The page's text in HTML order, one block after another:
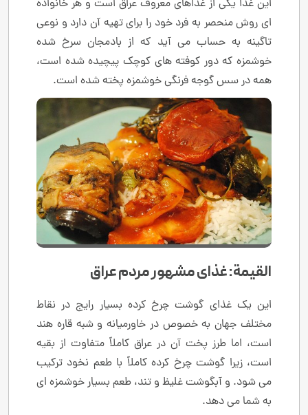
این غذا یکی از غذاهای معروف عراق است و هر خانواده
ای روش منحصر به فرد خود را برای تهیه آن دارد و نوعی
تاگینه به حساب می آید که از بادمجان سرخ شده
خوشمزه که دور کوفته های کوچک پیچیده شده است،
همه در سس گوجه فرنگی خوشمزه پخته شده است.
القيمة: غذای مشهور مردم عراق
این یک غذای گوشت چرخ کرده بسیار رایج در نقاط
مختلف جهان به خصوص در خاورمیانه و شبه قاره هند
است، اما طرز پخت آن در عراق کاملاً متفاوت از بقیه
است، زیرا گوشت چرخ کرده کاملاً با طعم نخود ترکیب
می شود. و آبگوشت غلیظ و تند، طعم بسیار خوشمزه ای
به شما می دهد.